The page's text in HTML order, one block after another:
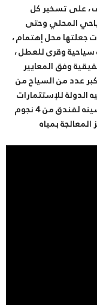
، على تسخير كل
المحلي وحتى
جعلتها محل إهتمام ،
سياحية وقرى للعطل ،
وفق المعايير
عدد من السياح من
الدولة للإستثمارات
الخاصة وهو قرار صائب للمضي قدما ، بعد تدشينه لفندق من 4 نجوم
من 3 نجوم ،ومركز المعالجة بمياه